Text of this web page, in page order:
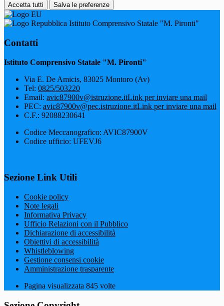
Accetta tutti Salva le preferenze
Istituto Comprensivo Statale "M. Pironti"
Contatti
Istituto Comprensivo Statale "M. Pironti"
Via E. De Amicis, 83025 Montoro (Av)
Tel: 0825/503220
Email: avic87900v@istruzione.itLink per inviare una mail
PEC: avic87900v@pec.istruzione.itLink per inviare una mail
C.F.: 92088230641
Codice Meccanografico: AVIC87900V
Codice ufficio: UFEVJ6
Sezione Link Utili
Cookie policy
Note legali
Informativa Privacy
Ufficio Relazioni con il Pubblico
Dichiarazione di accessibilità
Obiettivi di accessibilità
Whistleblowing
Gestione consensi cookie
Amministrazione trasparente
Pagina visualizzata 845 volte